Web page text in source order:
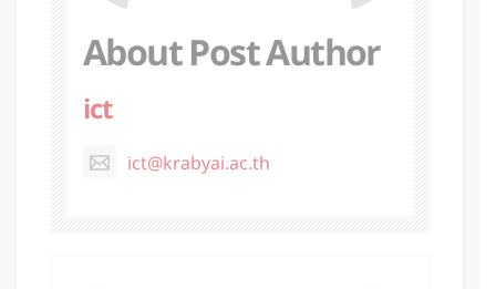
About Post Author
ict
ict@krabyai.ac.th